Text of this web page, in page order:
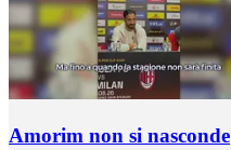
Amorim non si nasconde